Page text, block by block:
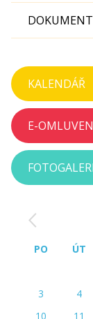
KALENDÁŘ
E-
PO ÚT
3
4
10
11